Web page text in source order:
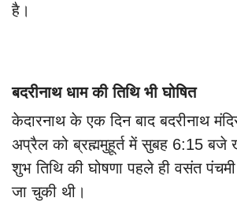
है।
बदरीनाथ धाम की तिथि भी घोषित
केदारनाथ के एक दिन बाद बदरीनाथ
अप्रैल को ब्रह्ममुहूर्त में सुबह 6:15 बजे
शुभ तिथि की घोषणा पहले ही वसंत
जा चुकी थी।